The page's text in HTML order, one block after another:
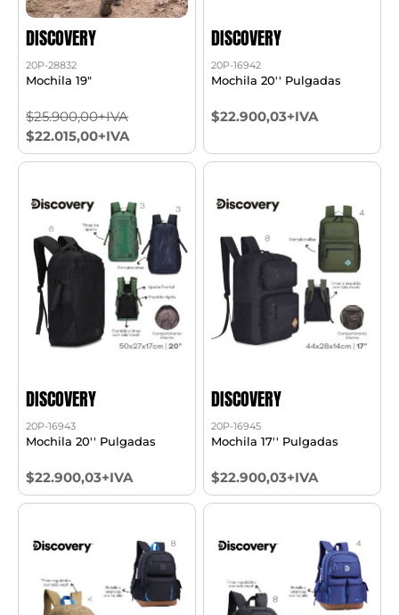
DISCOVERY
20P-28832
Mochila 19"
$25.900,00+IVA
$22.015,00+IVA
DISCOVERY
20P-16942
Mochila 20'' Pulgadas
$22.900,03+IVA
DISCOVERY
20P-16943
Mochila 20'' Pulgadas
$22.900,03+IVA
DISCOVERY
20P-16945
Mochila 17'' Pulgadas
$22.900,03+IVA